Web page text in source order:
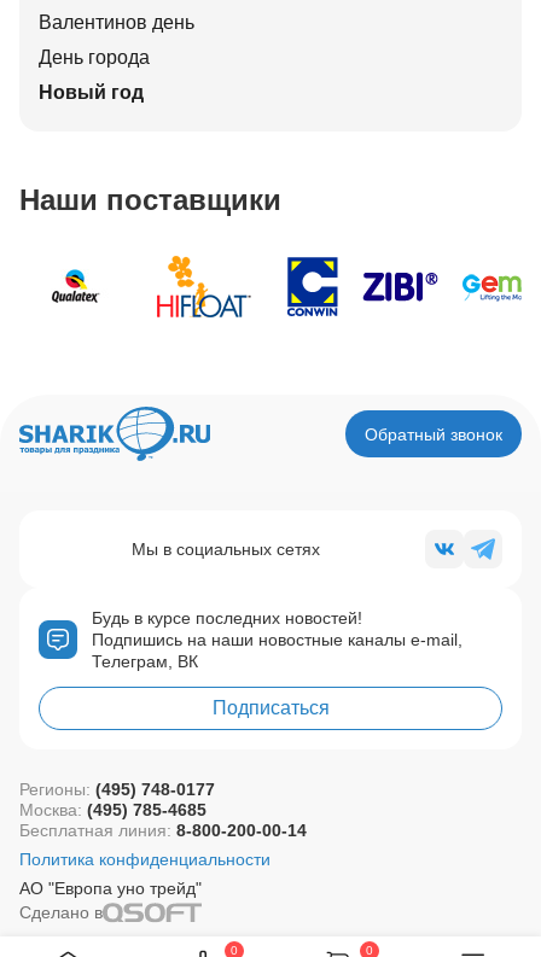
0 0
Валентинов день
День города
Новый год
Наши поставщики
Обратный звонок
Будь в курсе последних новостей!
Подпишись на наши новостные каналы e-mail,
Телеграм, ВК
Подписаться
Мы в социальных сетях
АО "Европа уно трейд"
Регионы: (495) 748-0177
Москва: (495) 785-4685
Бесплатная линия: 8-800-200-00-14
Политика конфиденциальности
Сделано в